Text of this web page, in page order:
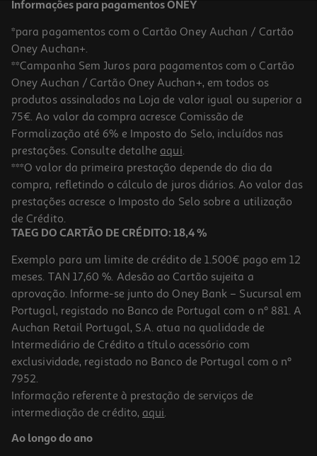
4.4 (33)
Frigorífico 2 Portas Hisense Rt600n4wc2 (no Frost E 185cm 467l
Look Inox)
799.99 €/un
799,99 €
Frigorífico 2 Portas Indesit It70 (ventilado E 185cm 437l Branco)
499.99 €/un
Informações para pagamentos ONEY
*para pagamentos com o Cartão Oney Auchan / Cartão
Oney Auchan+.
**Campanha Sem Juros para pagamentos com o Cartão
Oney Auchan / Cartão Oney Auchan+, em todos os
produtos assinalados na Loja de valor igual ou superior a
75€. Ao valor da compra acresce Comissão de
Formalização até 6% e Imposto do Selo, incluídos nas
prestações. Consulte detalhe aqui.
***O valor da primeira prestação depende do dia da
compra, refletindo o cálculo de juros diários. Ao valor das
prestações acresce o Imposto do Selo sobre a utilização
de Crédito.
TAEG DO CARTÃO DE CRÉDITO: 18,4 %
Exemplo para um limite de crédito de 1.500€ pago em 12
meses. TAN 17,60 %. Adesão ao Cartão sujeita a
aprovação. Informe-se junto do Oney Bank – Sucursal em
Portugal, registado no Banco de Portugal com o nº 881. A
Auchan Retail Portugal, S.A. atua na qualidade de
Intermediário de Crédito a título acessório com
exclusividade, registado no Banco de Portugal com o nº
7952.
Informação referente à prestação de serviços de
intermediação de crédito, aqui.
Ao longo do ano